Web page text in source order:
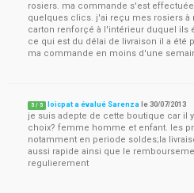
rosiers. ma commande s'est
quelques clics. j'ai reçu mes rosiers
carton renforçé à l'intérieur duquel ils
ce qui est du délai de livraison il a été
ma commande en moins d'une
5 / 5 loicpat a évalué Sarenza le30/07/2013
je suis adepte de cette boutique car il
choix? femme homme et enfant. les
notamment en periode soldes;la
aussi rapide ainsi que le
regulierement